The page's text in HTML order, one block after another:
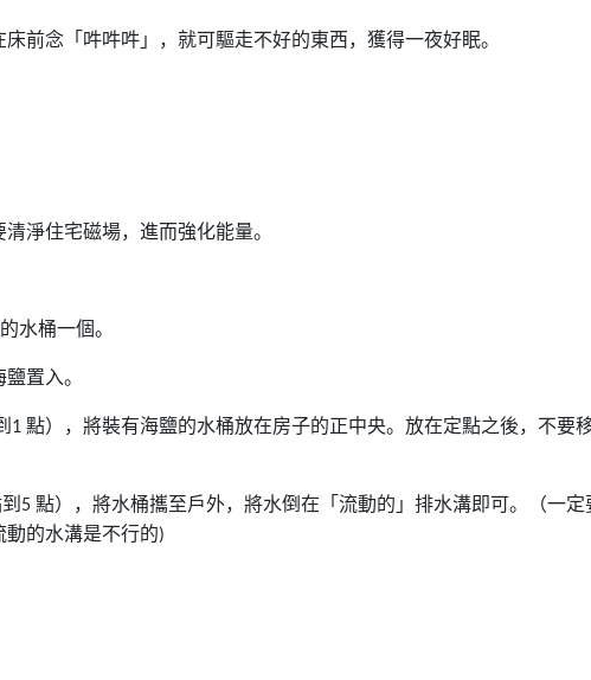
前念「吽吽吽」，就可驅走不好的東西，獲得一夜好眠。
淨住宅磁場，進而強化能量。
水桶一個。
置入。
1 點），將裝有海鹽的水桶放在房子的正中央。放在定點之後，不要
5 點），將水桶攜至戶外，將水倒在「流動的」排水溝即可。（一定
的水溝是不行的)